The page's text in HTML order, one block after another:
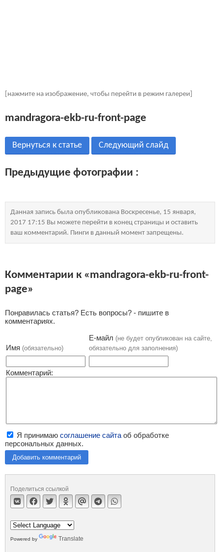
[нажмите на изображение, чтобы перейти в режим галереи]
mandragora-ekb-ru-front-page
Вернуться к статье Следующий слайд
Предыдущие фотографии :
Данная запись была опубликована Воскресенье, 15 января,
2017 17:15 Вы можете перейти в конец страницы и оставить
ваш комментарий. Пинги в данный момент запрещены.
Комментарии к «mandragora-ekb-ru-front-
page»
Понравилась статья? Есть вопросы? - пишите в
комментариях.
Имя (обязательно)
Е-майл (не будет опубликован на сайте,
обязательно для заполнения)
Комментарий:
Я принимаю соглашение сайта об обработке
персональных данных.
Добавить комментарий
Поделиться ссылкой
Powered by Translate